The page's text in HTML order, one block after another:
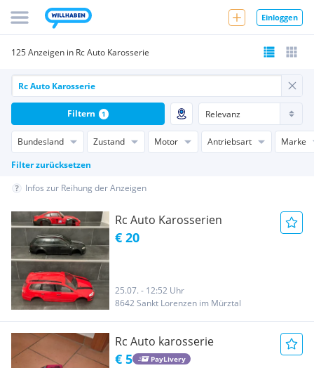
Einloggen
125 Anzeigen in Rc Auto Karosserie
Bundesland Zustand Motor Antriebsart
Marke
Filter zurücksetzen
Filtern 1
Infos zur Reihung der Anzeigen
Rc Auto Karosserien
€ 20
25.07. - 12:52 Uhr
8642 Sankt Lorenzen im Mürztal
Rc Auto karosserie
€ 5 PayLivery